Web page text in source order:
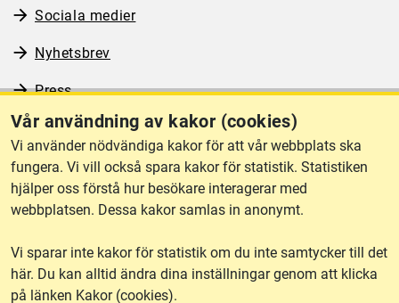
Vår användning av kakor (cookies)
Vi använder nödvändiga kakor för att vår webbplats ska
fungera. Vi vill också spara kakor för statistik. Statistiken
hjälper oss förstå hur besökare interagerar med
webbplatsen. Dessa kakor samlas in anonymt.
Vi sparar inte kakor för statistik om du inte samtycker till det
här. Du kan alltid ändra dina inställningar genom att klicka
på länken Kakor (cookies).
Sociala medier
Nyhetsbrev
Press
RSS
Om webbplatsen
Tillgänglighet